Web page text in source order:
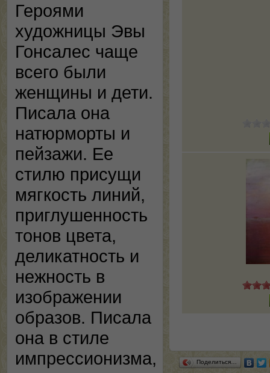
Героями
художницы Эвы
Гонсалес чаще
всего были
женщины и дети.
Писала она
натюрморты и
пейзажи. Ее
стилю присущи
мягкость линий,
приглушенность
тонов цвета,
деликатность и
нежность в
изображении
образов. Писала
она в стиле
импрессионизма,
Поделиться…